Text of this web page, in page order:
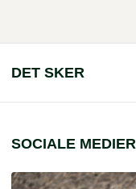
DET SKER
SOCIALE MEDIER